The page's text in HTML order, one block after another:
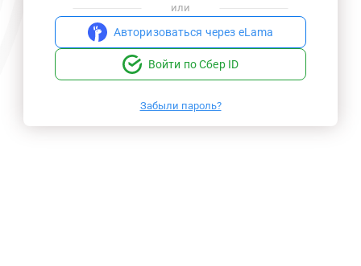
или
Авторизоваться через eLama
Войти по Сбер ID
Забыли пароль?